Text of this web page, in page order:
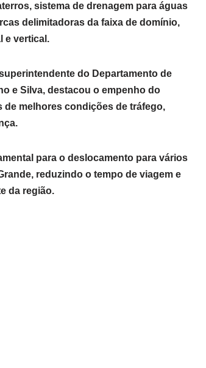
sistema de drenagem para águas
delimitadoras da faixa de domínio,
e vertical.
do Departamento de
e Silva, destacou o empenho do
melhores condições de tráfego,
para o deslocamento para vários
reduzindo o tempo de viagem e
da região.